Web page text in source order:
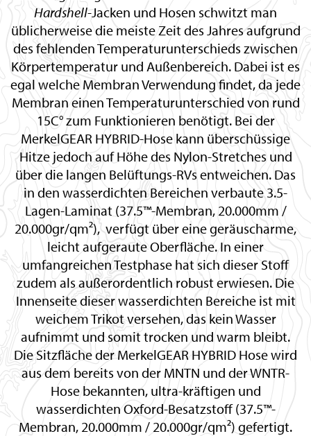
Hardshell-Jacken und Hosen schwitzt man
üblicherweise die meiste Zeit des Jahres aufgrund
des fehlenden Temperaturunterschieds zwischen
Körpertemperatur und Außenbereich. Dabei ist es
egal welche Membran Verwendung findet, da jede
Membran einen Temperaturunterschied von rund
15C° zum Funktionieren benötigt. Bei der
MerkelGEAR HYBRID-Hose kann überschüssige
Hitze jedoch auf Höhe des Nylon-Stretches und
über die langen Belüftungs-RVs entweichen. Das
in den wasserdichten Bereichen verbaute 3.5-
Lagen-Laminat (37.5™-Membran, 20.000mm /
20.000gr/qm²), verfügt über eine geräuscharme,
leicht aufgeraute Oberfläche. In einer
umfangreichen Testphase hat sich dieser Stoff
zudem als außerordentlich robust erwiesen. Die
Innenseite dieser wasserdichten Bereiche ist mit
weichem Trikot versehen, das kein Wasser
aufnimmt und somit trocken und warm bleibt.
Die Sitzfläche der MerkelGEAR HYBRID Hose wird
aus dem bereits von der MNTN und der WNTR-
Hose bekannten, ultra-kräftigen und
wasserdichten Oxford-Besatzstoff (37.5™-
Membran, 20.000mm / 20.000gr/qm²) gefertigt.